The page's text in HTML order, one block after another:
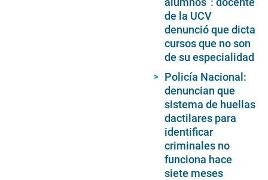
de la UCV
denunció que dicta
cursos que no son
de su especialidad
Policía Nacional:
denuncian que
sistema de huellas
dactilares para
identificar
criminales no
funciona hace
siete meses